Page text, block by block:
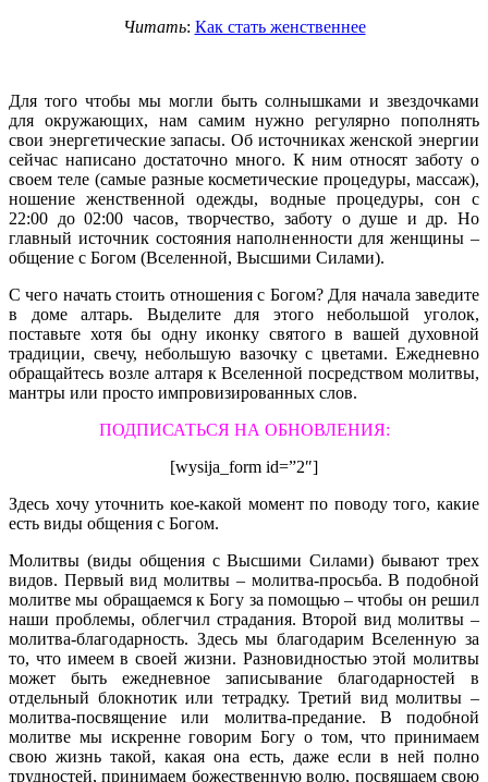
Читать: Как стать женственнее
Для того чтобы мы могли быть солнышками и звездочками
для окружающих, нам самим нужно регулярно пополнять
свои энергетические запасы. Об источниках женской энергии
сейчас написано достаточно много. К ним относят заботу о
своем теле (самые разные косметические процедуры, массаж),
ношение женственной одежды, водные процедуры, сон с
22:00 до 02:00 часов, творчество, заботу о душе и др. Но
главный источник состояния наполненности для женщины –
общение с Богом (Вселенной, Высшими Силами).
С чего начать стоить отношения с Богом? Для начала заведите
в доме алтарь. Выделите для этого небольшой уголок,
поставьте хотя бы одну иконку святого в вашей духовной
традиции, свечу, небольшую вазочку с цветами. Ежедневно
обращайтесь возле алтаря к Вселенной посредством молитвы,
мантры или просто импровизированных слов.
ПОДПИСАТЬСЯ НА ОБНОВЛЕНИЯ:
[wysija_form id=”2″]
Здесь хочу уточнить кое-какой момент по поводу того, какие
есть виды общения с Богом.
Молитвы (виды общения с Высшими Силами) бывают трех
видов. Первый вид молитвы – молитва-просьба. В подобной
молитве мы обращаемся к Богу за помощью – чтобы он решил
наши проблемы, облегчил страдания. Второй вид молитвы –
молитва-благодарность. Здесь мы благодарим Вселенную за
то, что имеем в своей жизни. Разновидностью этой молитвы
может быть ежедневное записывание благодарностей в
отдельный блокнотик или тетрадку. Третий вид молитвы –
молитва-посвящение или молитва-предание. В подобной
молитве мы искренне говорим Богу о том, что принимаем
свою жизнь такой, какая она есть, даже если в ней полно
трудностей, принимаем божественную волю, посвящаем свою